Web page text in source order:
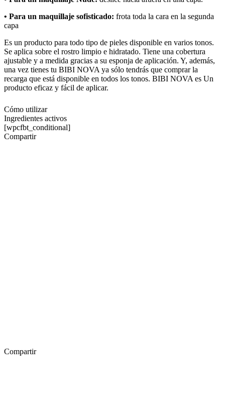
• Para un maquillaje sofisticado: frota toda la cara en la segunda
capa
Es un producto para todo tipo de pieles disponible en varios tonos.
Se aplica sobre el rostro limpio e hidratado. Tiene una cobertura
ajustable y a medida gracias a su esponja de aplicación. Y, además,
una vez tienes tu BIBI NOVA ya sólo tendrás que comprar la
recarga que está disponible en todos los tonos. BIBI NOVA es Un
producto eficaz y fácil de aplicar.
Cómo utilizar
Ingredientes activos
[wpcfbt_conditional]
Compartir
Compartir